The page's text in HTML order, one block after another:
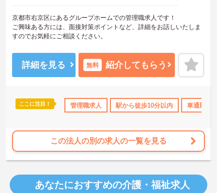
資格取得サポート 社会保険完備 交通費支給 退職金制度
京都市右京区にあるグループホームでの管理職求人です！
ご興味ある方には、面接対策ポイントなど、詳細をお話しいたしま
すのでお気軽にご相談ください。
詳細を見る 無料 紹介してもらう
ここに注目！ 管理職求人 駅から徒歩10分以内 車通勤可
この法人の別の求人の一覧を見る
あなたにおすすめの介護・福祉求人